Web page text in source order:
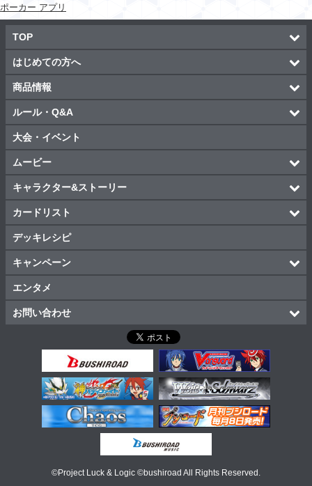
ポーカー アプリ
TOP
はじめての方へ
商品情報
ルール・Q&A
大会・イベント
ムービー
キャラクター&ストーリー
カードリスト
デッキレシピ
キャンペーン
エンタメ
お問い合わせ
©Project Luck & Logic ©bushiroad All Rights Reserved.